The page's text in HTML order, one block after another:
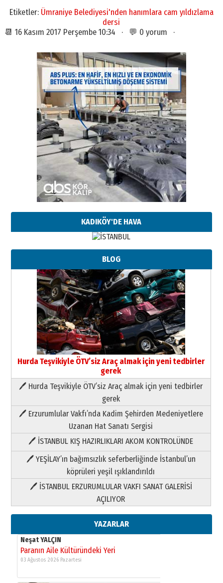
Etiketler: Ümraniye Belediyesi'nden hanımlara cam yıldızlama
dersi
📆 16 Kasım 2017 Perşembe 10:34 · 💬 0 yorum ·
KADIKÖY'DE HAVA
BLOG
Hurda Teşvikiyle ÖTV’siz Araç almak için yeni tedbirler
gerek
🖊 Hurda Teşvikiyle ÖTV’siz Araç almak için yeni tedbirler
gerek
🖊 Erzurumlular Vakfı’nda Kadim Şehirden Medeniyetlere
Uzanan Hat Sanatı Sergisi
🖊 İSTANBUL KIŞ HAZIRLIKLARI AKOM KONTROLÜNDE
🖊 YEŞİLAY’ın bağımsızlık seferberliğinde İstanbul’un
köprüleri yeşil ışıklandırıldı
🖊 İSTANBUL ERZURUMLULAR VAKFI SANAT GALERİSİ
AÇILIYOR
YAZARLAR
Paranın Aile Kültüründeki Yeri
03 Ağustos 2026 Pazartesi
Yıldırım Gündoğdu
HAVVA’NIN ÜÇ KIZI
09 Temmuz 2026 Perşembe
Yusuf POLAT
Şampiyonluk Sebahattin Şirin’e
yazar
11 Mayıs 2026 Pazartesi
Neşat YALÇIN
Paranın Aile Kültüründeki Yeri
03 Ağustos 2026 Pazartesi